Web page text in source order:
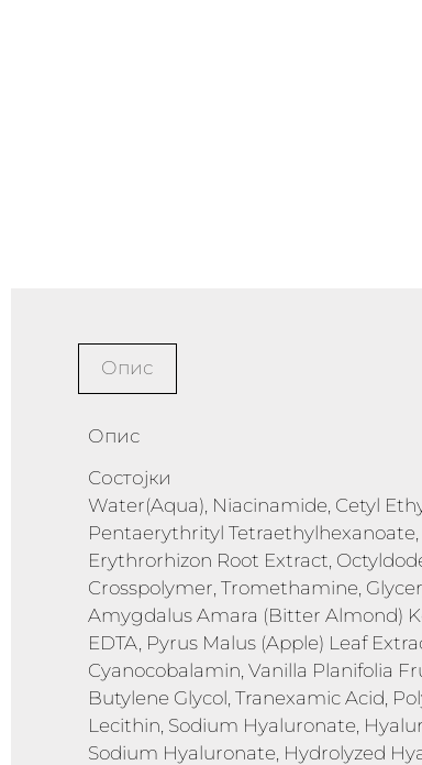
Опис
Опис
Состојки
Water(Aqua), Niacinamide, Cetyl
Pentaerythrityl
Erythrorhizon Root Extract,
Crosspolymer, Tromethamine,
Amygdalus Amara (Bitter Almond)
EDTA, Pyrus Malus (Apple) Leaf
Cyanocobalamin, Vanilla Planifolia
Butylene Glycol, Tranexamic Acid,
Lecithin, Sodium Hyaluronate,
Sodium Hyaluronate, Hydrolyzed